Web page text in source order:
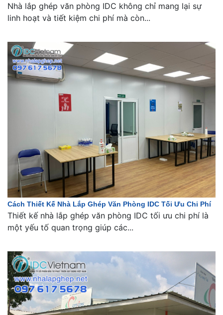
Nhà lắp ghép văn phòng IDC không chỉ mang lại sự
linh hoạt và tiết kiệm chi phí mà còn...
Cách Thiết Kế Nhà Lắp Ghép Văn Phòng IDC Tối Ưu Chi Phí
Thiết kế nhà lắp ghép văn phòng IDC tối ưu chi phí là
một yếu tố quan trọng giúp các...